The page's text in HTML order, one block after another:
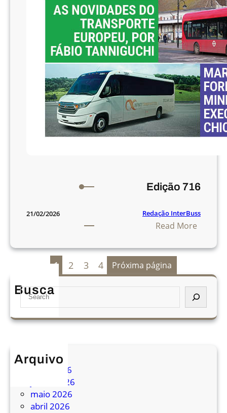
Edição 716
21/02/2026 Redação InterBuss
Read More:
d
ç
ã
o
7
1
1 2 3 4 Próxima página
Busca
S
a
h
Arquivo
julho 2026
junho 2026
maio 2026
abril 2026